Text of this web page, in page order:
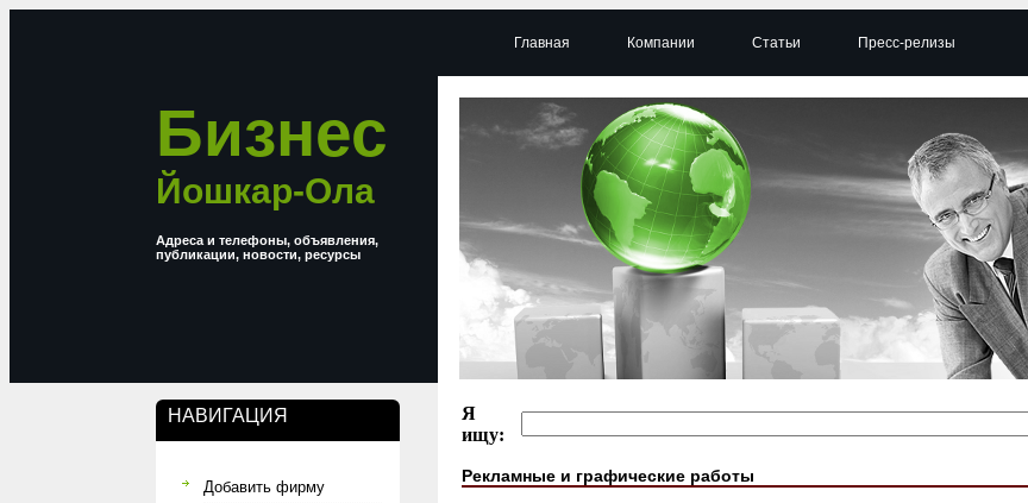
Бизнес
Йошкар-Ола
Адреса и телефоны, объявления,
публикации, новости, ресурсы
НАВИГАЦИЯ
Добавить фирму
Главная Компании Статьи Пресс-релизы
Я
ищу:
Рекламные и графические работы